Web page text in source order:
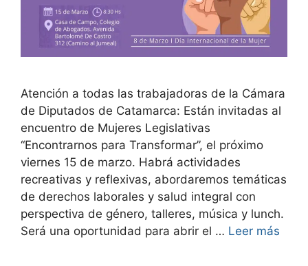
Atención a todas las trabajadoras de la Cámara
de Diputados de Catamarca: Están invitadas al
encuentro de Mujeres Legislativas
“Encontrarnos para Transformar”, el próximo
viernes 15 de marzo. Habrá actividades
recreativas y reflexivas, abordaremos temáticas
de derechos laborales y salud integral con
perspectiva de género, talleres, música y lunch.
Será una oportunidad para abrir el … Leer más